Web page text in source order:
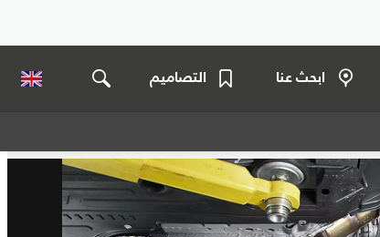
ابحث عنا التصاميم